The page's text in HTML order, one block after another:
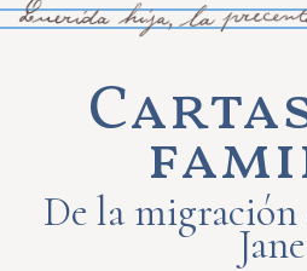
De la migración
Jane